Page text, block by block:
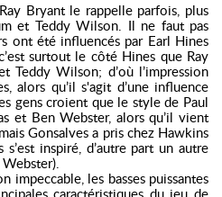
Bryant le rappelle parfois, plus
et Teddy Wilson. Il ne faut pas
ont été influencés par Earl Hines
surtout le côté Hines que Ray
Teddy Wilson; d’où l’impression
alors qu’il s'agit d’une influence
gens croient que le style de Paul
et Ben Webster, alors qu’il vient
Gonsalves a pris chez Hawkins
inspiré, d’autre part un autre
Webster).
impeccable, les basses puissantes
caractéristiques du jeu de